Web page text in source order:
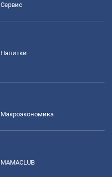
Сервис
Напитки
Mакроэкономика
MAMACLUB